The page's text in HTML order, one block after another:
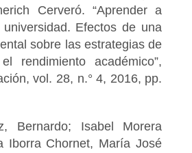
Cerveró. “Aprender a
Efectos de una
sobre las estrategias de
rendimiento académico”,
vol. 28, n.° 4, 2016, pp.
Bernardo; Isabel Morera
Iborra Chornet, María José